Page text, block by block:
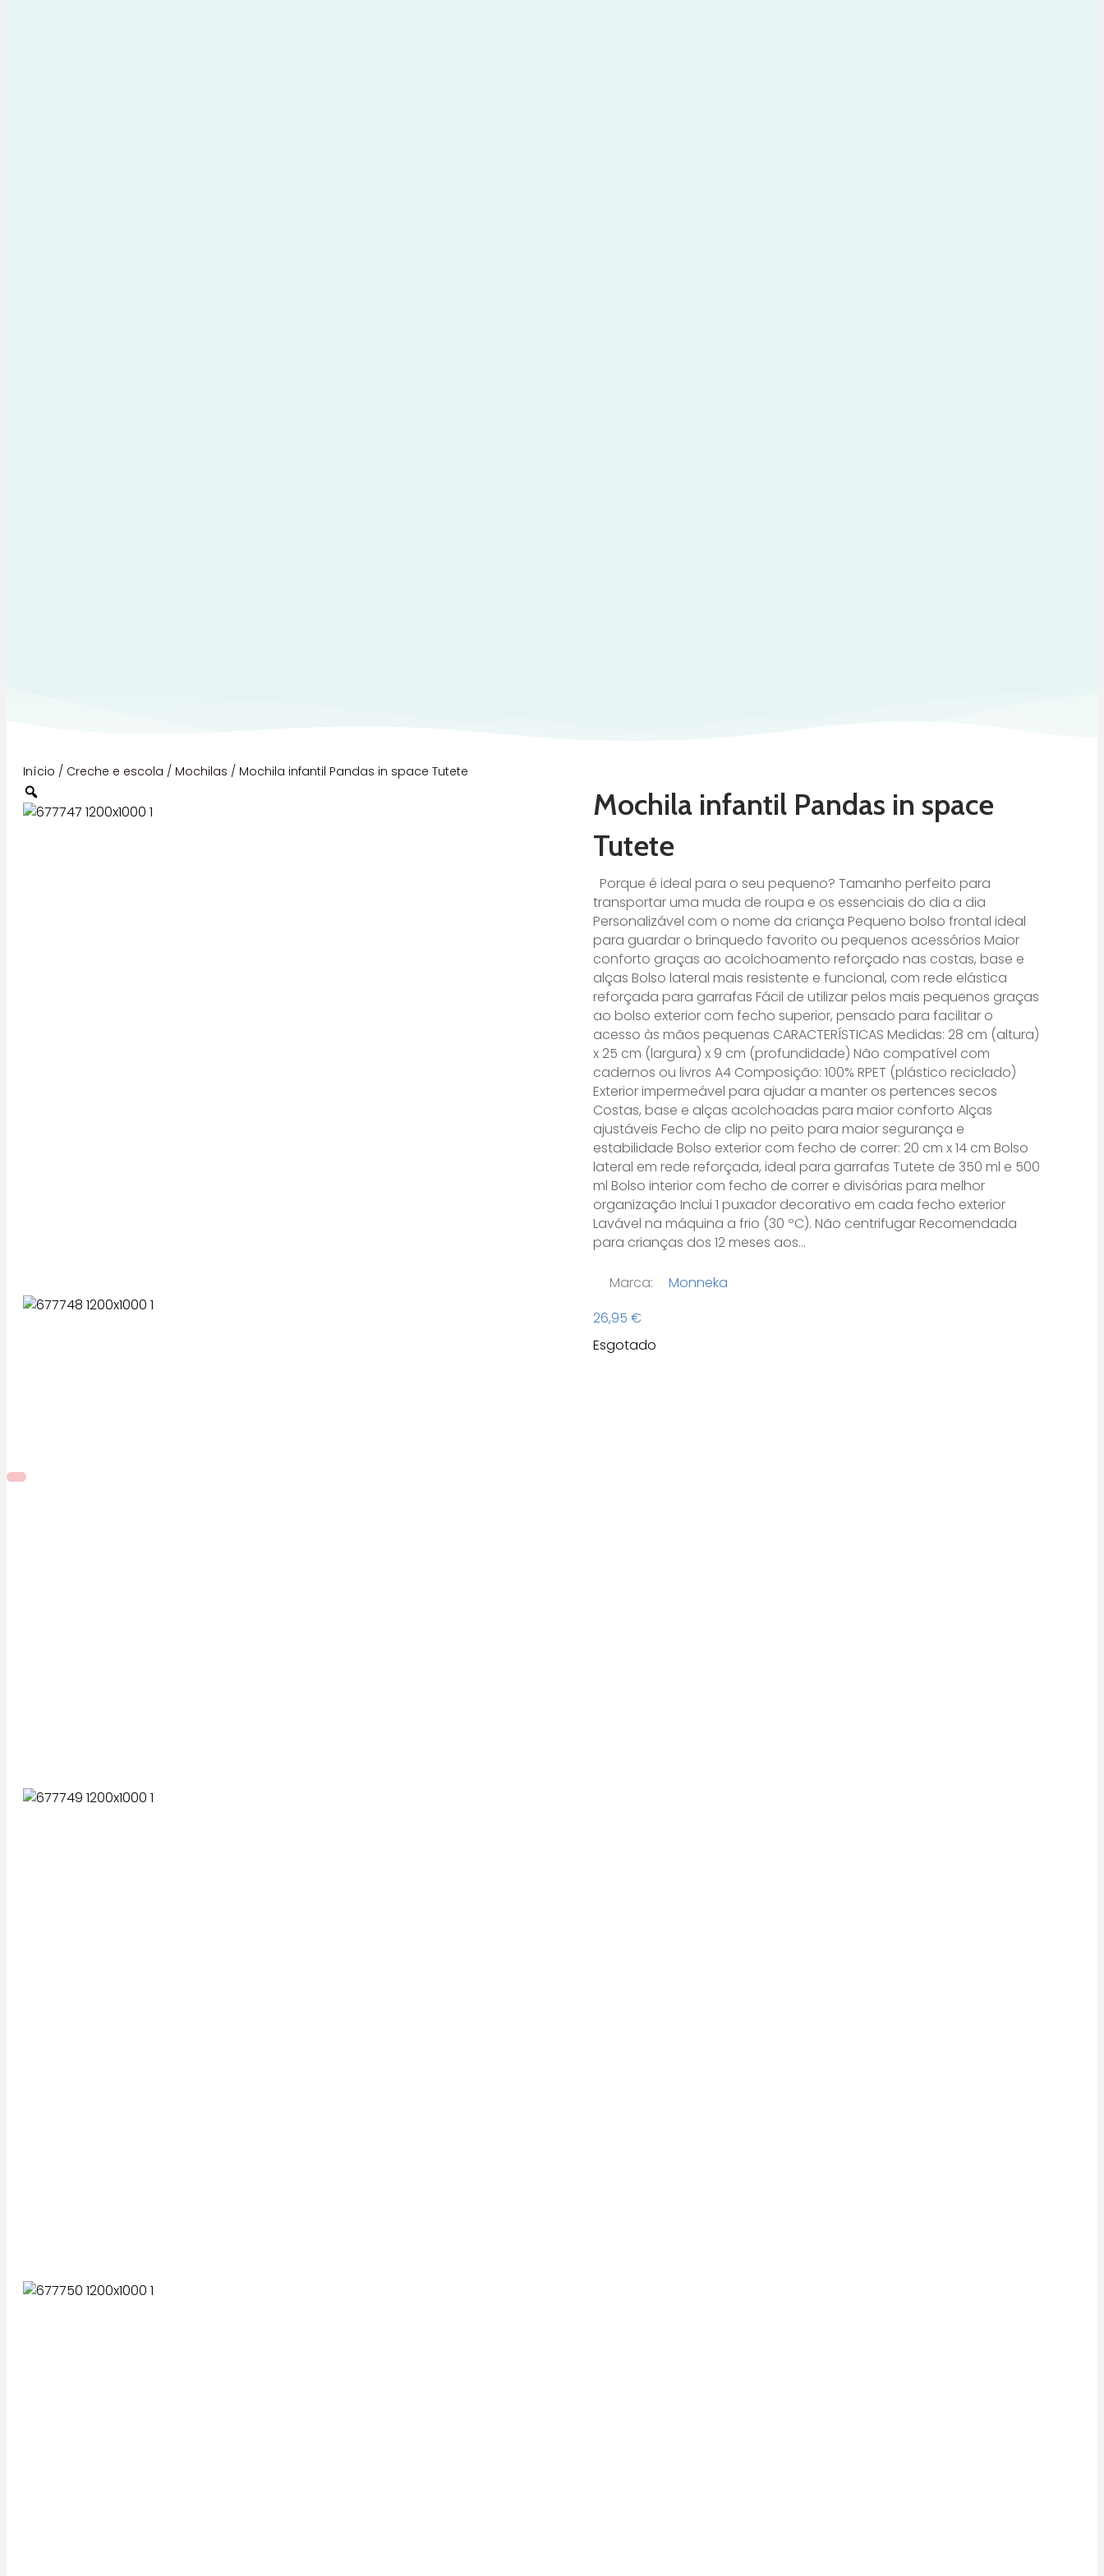
Início / Creche e escola / Mochilas / Mochila infantil Pandas in space Tutete
Mochila infantil Pandas in space
Tutete
Porque é ideal para o seu pequeno? Tamanho perfeito para
transportar uma muda de roupa e os essenciais do dia a dia
Personalizável com o nome da criança Pequeno bolso frontal ideal
para guardar o brinquedo favorito ou pequenos acessórios Maior
conforto graças ao acolchoamento reforçado nas costas, base e
alças Bolso lateral mais resistente e funcional, com rede elástica
reforçada para garrafas Fácil de utilizar pelos mais pequenos graças
ao bolso exterior com fecho superior, pensado para facilitar o
acesso às mãos pequenas CARACTERÍSTICAS Medidas: 28 cm (altura)
x 25 cm (largura) x 9 cm (profundidade) Não compatível com
cadernos ou livros A4 Composição: 100% RPET (plástico reciclado)
Exterior impermeável para ajudar a manter os pertences secos
Costas, base e alças acolchoadas para maior conforto Alças
ajustáveis Fecho de clip no peito para maior segurança e
estabilidade Bolso exterior com fecho de correr: 20 cm x 14 cm Bolso
lateral em rede reforçada, ideal para garrafas Tutete de 350 ml e 500
ml Bolso interior com fecho de correr e divisórias para melhor
organização Inclui 1 puxador decorativo em cada fecho exterior
Lavável na máquina a frio (30 ºC). Não centrifugar Recomendada
para crianças dos 12 meses aos…
Marca:
Monneka
26,95 €
Esgotado